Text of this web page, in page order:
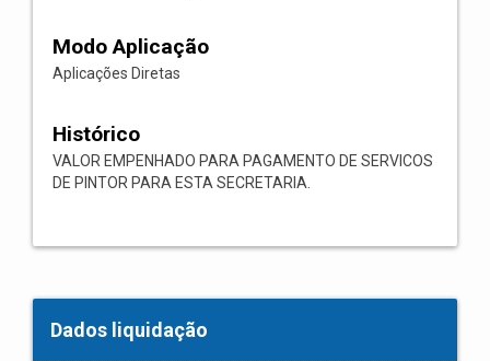
Modo Aplicação
Aplicações Diretas
Histórico
VALOR EMPENHADO PARA PAGAMENTO DE SERVICOS
DE PINTOR PARA ESTA SECRETARIA.
Dados liquidação